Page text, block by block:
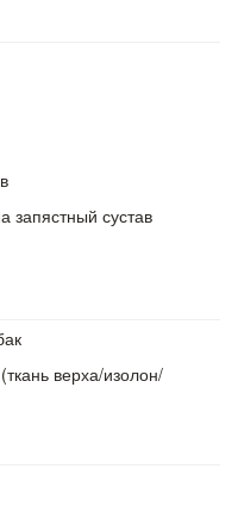
запястный сустав
верха/изолон/